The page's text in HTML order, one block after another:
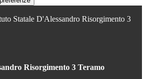
Statale D'Alessandro Risorgimento 3
Risorgimento 3 Teramo